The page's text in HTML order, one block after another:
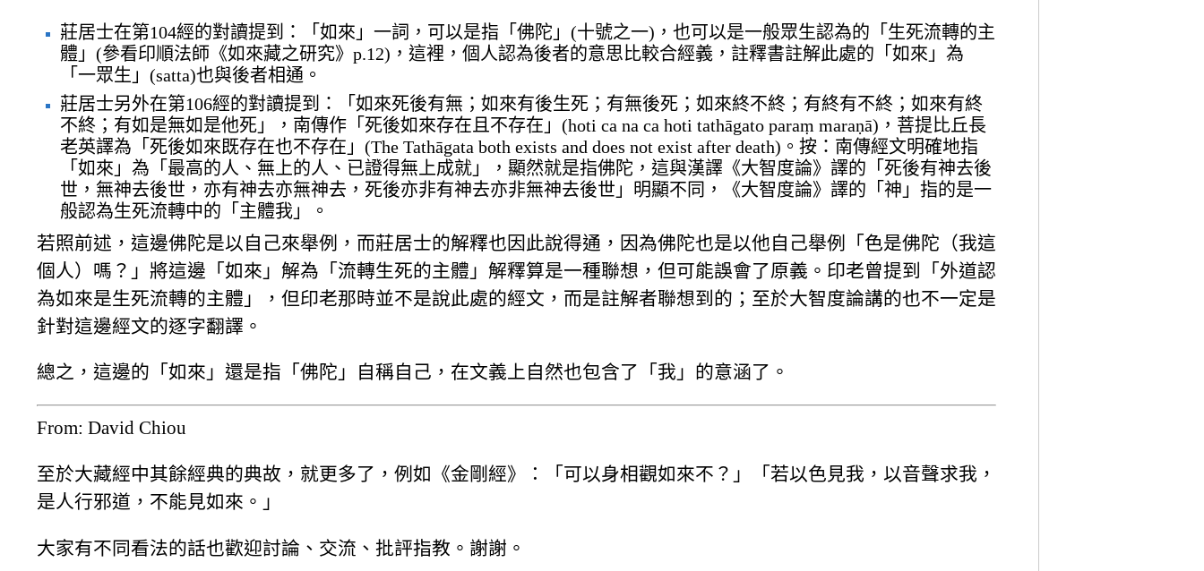
莊居士在第104經的對讀提到：「如來」一詞，可以是指「佛陀」(十號之一)，也可以是一般眾生認為的「生死流轉的主
體」(參看印順法師《如來藏之研究》p.12)，這裡，個人認為後者的意思比較合經義，註釋書註解此處的「如來」為
「一眾生」(satta)也與後者相通。
莊居士另外在第106經的對讀提到：「如來死後有無；如來有後生死；有無後死；如來終不終；有終有不終；如來有終
不終；有如是無如是他死」，南傳作「死後如來存在且不存在」(hoti ca na ca hoti tathāgato paraṃ maraṇā)，菩提比丘長
老英譯為「死後如來既存在也不存在」(The Tathāgata both exists and does not exist after death)。按：南傳經文明確地指
「如來」為「最高的人、無上的人、已證得無上成就」，顯然就是指佛陀，這與漢譯《大智度論》譯的「死後有神去後
世，無神去後世，亦有神去亦無神去，死後亦非有神去亦非無神去後世」明顯不同，《大智度論》譯的「神」指的是一
般認為生死流轉中的「主體我」。
若照前述，這邊佛陀是以自己來舉例，而莊居士的解釋也因此說得通，因為佛陀也是以他自己舉例「色是佛陀（我這
個人）嗎？」將這邊「如來」解為「流轉生死的主體」解釋算是一種聯想，但可能誤會了原義。印老曾提到「外道認
為如來是生死流轉的主體」，但印老那時並不是說此處的經文，而是註解者聯想到的；至於大智度論講的也不一定是
針對這邊經文的逐字翻譯。
總之，這邊的「如來」還是指「佛陀」自稱自己，在文義上自然也包含了「我」的意涵了。
From: David Chiou
至於大藏經中其餘經典的典故，就更多了，例如《金剛經》：「可以身相觀如來不？」「若以色見我，以音聲求我，
是人行邪道，不能見如來。」
大家有不同看法的話也歡迎討論、交流、批評指教。謝謝。